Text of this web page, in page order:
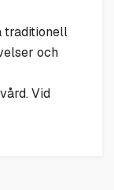
traditionell
och
Vid